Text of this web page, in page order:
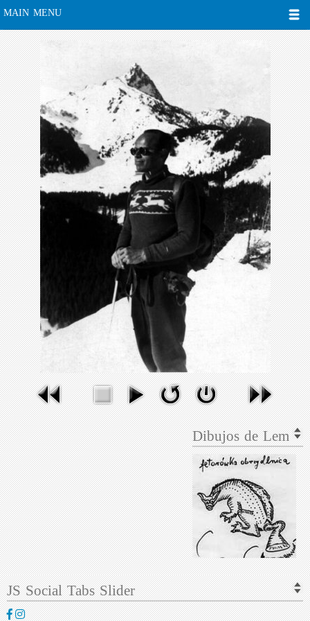
MAIN MENU
Dibujos de Lem
JS Social Tabs Slider